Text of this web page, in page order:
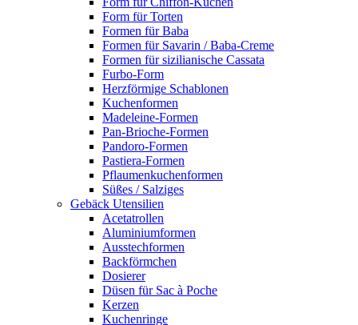
Form für Torten
Formen für Baba
Formen für Savarin / Baba-Creme
Formen für sizilianische Cassata
Furbo-Form
Herzförmige Schablonen
Kuchenformen
Madeleine-Formen
Pan-Brioche-Formen
Pandoro-Formen
Pastiera-Formen
Pflaumenkuchenformen
Süßes / Salziges
Gebäck Utensilien
Acetatrollen
Aluminiumformen
Ausstechformen
Backförmchen
Dosierer
Düsen für Sac à Poche
Kerzen
Kuchenringe